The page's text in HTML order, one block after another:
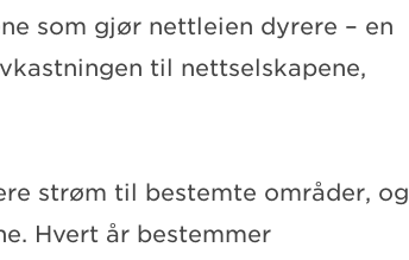
som gjør nettleien dyrere – en
til nettselskapene,
strøm til bestemte områder, og
Hvert år bestemmer